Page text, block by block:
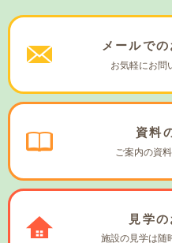
メールでの
お気軽にお問
資料
ご案内の資
見学の
施設の見学は随